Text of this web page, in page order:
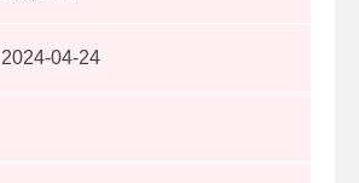
2024-04-24